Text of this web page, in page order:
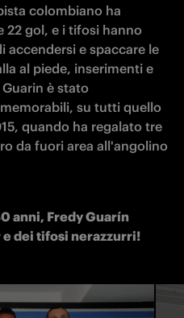
colombiano ha
22 gol, e i tifosi hanno
accendersi e spaccare le
al piede, inserimenti e
è stato
su tutti quello
quando ha regalato tre
da fuori area all'angolino
anni, Fredy Guarín
dei tifosi nerazzurri!